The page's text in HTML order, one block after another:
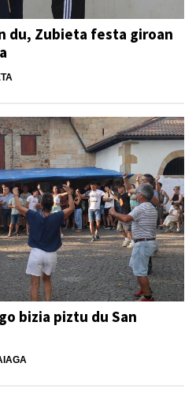
du, Zubieta festa giroan
bizia piztu du San